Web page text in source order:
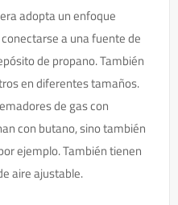
adopta un enfoque
a una fuente de
de propano. También
en diferentes tamaños.
de gas con
con butano, sino también
ejemplo. También tienen
aire ajustable.